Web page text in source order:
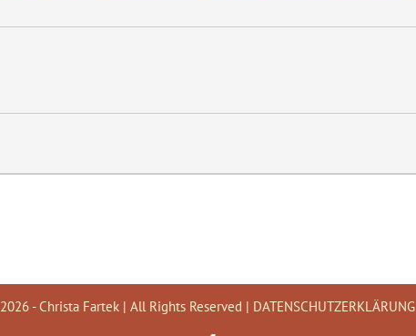
2026 - Christa Fartek | All Rights Reserved | DATENSCHUTZERKLÄRUNG